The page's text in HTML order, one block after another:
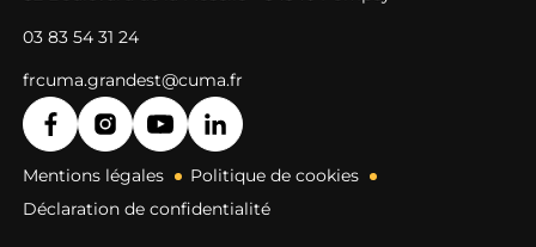
03 83 54 31 24
frcuma.grandest@cuma.fr
Mentions légales
Politique de cookies
Déclaration de confidentialité